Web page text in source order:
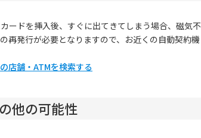
ードを挿入後、すぐに出てきてしまう場合、磁気不
再発行が必要となりますので、お近くの自動契約
店舗・ATMを検索する
他の可能性